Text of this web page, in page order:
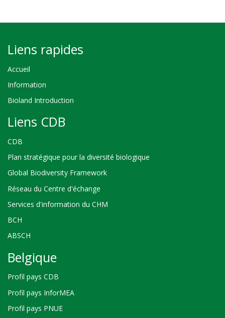
Liens rapides
Accueil
Information
Bioland Introduction
Liens CDB
CDB
Plan stratégique pour la diversité biologique
Global Biodiversity Framework
Réseau du Centre d'échange
Services d'information du CHM
BCH
ABSCH
Belgique
Profil pays CDB
Profil pays InforMEA
Profil pays PNUE